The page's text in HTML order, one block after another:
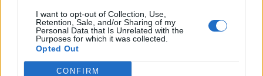
I want to opt-out of Collection, Use,
Retention, Sale, and/or Sharing of my
Personal Data that Is Unrelated with the
Purposes for which it was collected.
Opted Out
CONFIRM
Rusijos pasitraukus
Vladimirui Putinui (3)
pasaulinio karo laikų
radinius (1)